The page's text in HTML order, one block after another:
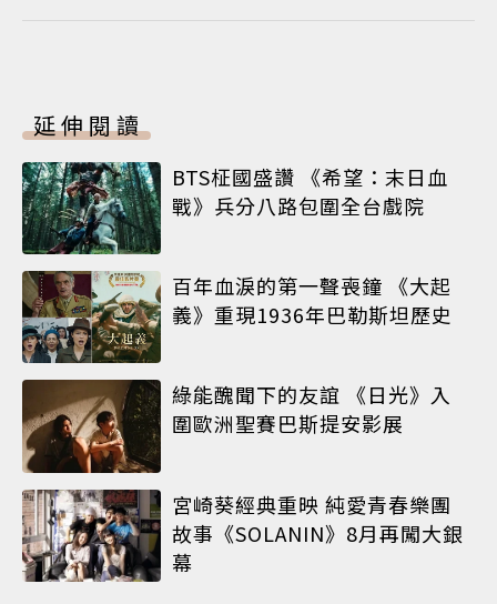
延伸閱讀
BTS柾國盛讚 《希望：末日血
戰》兵分八路包圍全台戲院
百年血淚的第一聲喪鐘 《大起
義》重現1936年巴勒斯坦歷史
綠能醜聞下的友誼 《日光》入
圍歐洲聖賽巴斯提安影展
宮崎葵經典重映 純愛青春樂團
故事《SOLANIN》8月再闖大銀
幕